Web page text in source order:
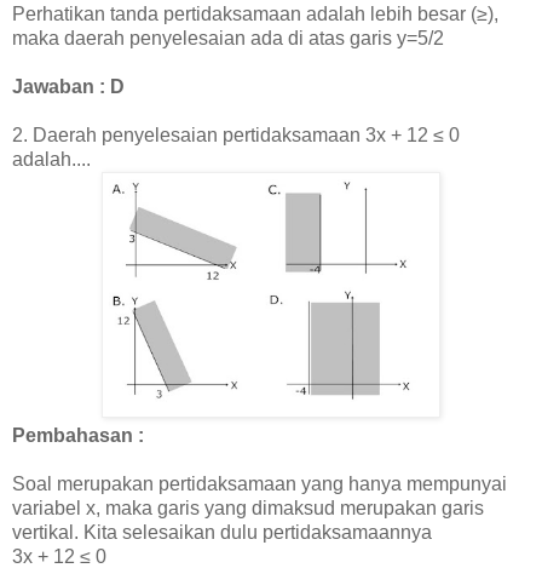
Perhatikan tanda pertidaksamaan adalah lebih besar (≥),
maka daerah penyelesaian ada di atas garis y=5/2
Jawaban : D
2. Daerah penyelesaian pertidaksamaan 3x + 12 ≤ 0
adalah....
Pembahasan :
Soal merupakan pertidaksamaan yang hanya mempunyai
variabel x, maka garis yang dimaksud merupakan garis
vertikal. Kita selesaikan dulu pertidaksamaannya
3x + 12 ≤ 0